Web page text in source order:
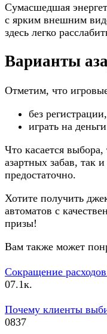
Сумасшедшая
с ярким внешним
здесь легко
Варианты
Отметим, что
без регистрации,
играть на
Что касается
азартных забав, так
предостаточно.
Хотите получить
автоматов с
призы!
Вам также может
Сокращение
07.1к.
Почему клиенты
0837